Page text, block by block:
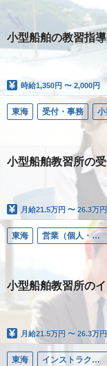
小型船舶の教習指
時給1,350円 〜 2,000円
東海 受付・事務
小型船舶教習所の
月給21.5万円 〜 26.3万円
東海 営業（個人・法人）
小型船舶教習所の
月給21.5万円 〜 26.3万円
東海 インストラクター／小型船舶